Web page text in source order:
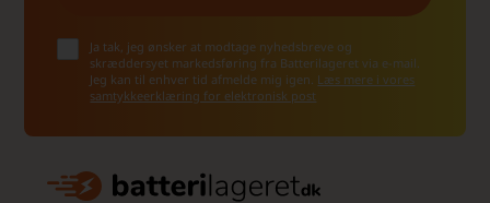
Ja tak, jeg ønsker at modtage nyhedsbreve og
skræddersyet markedsføring fra Batterilageret via e-mail.
Jeg kan til enhver tid afmelde mig igen. Læs mere i vores
samtykkeerklæring for elektronisk post